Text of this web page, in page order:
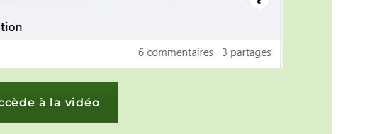
à la vidéo